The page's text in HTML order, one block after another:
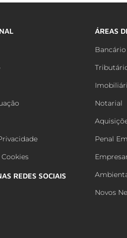
REDES SOCIAIS
ÁREAS
Notarial
Penal
Novos